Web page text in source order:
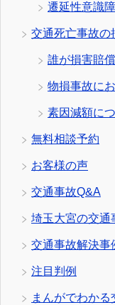
遷延性意識
交通死亡事故の
誰が損害賠
物損事故に
素因減額に
無料相談予約
お客様の声
交通事故Q&A
埼玉大宮の交通
交通事故解決事
注目判例
まんがでわかる